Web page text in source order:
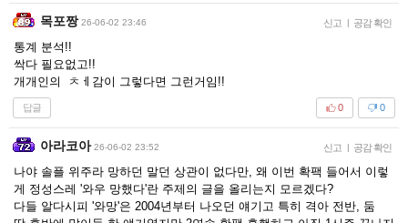
목포짱 26-06-02 23:46 신고 | 공감 확인
통계 분석!!
싹다 필요없고!!
개개인의 ㅊㅔ감이 그렇다면 그런거임!!
답글 0
0
아라코아 26-06-02 23:52 신고 | 공감 확인
나야 솔플 위주라 망하던 말던 상관이 없다만, 왜 이번 확팩 들어서 이렇
게 정성스레 '와우 망했다'란 주제의 글을 올리는지 모르겠다?
다들 알다시피 '와망'은 2004년부터 나오던 얘기고 특히 격아 전반, 둠